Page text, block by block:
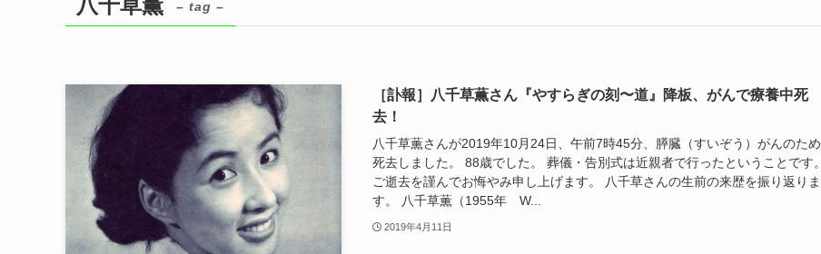
八千草薫 – tag –
［訃報］八千草薫さん『やすらぎの刻〜道』降板、がんで療養中死
去！
八千草薫さんが2019年10月24日、午前7時45分、膵臓（すいぞう）がんのため
死去しました。 88歳でした。 葬儀・告別式は近親者で行ったということです。
ご逝去を謹んでお悔やみ申し上げます。 八千草さんの生前の来歴を振り返りま
す。 八千草薫（1955年 W...
2019年4月11日